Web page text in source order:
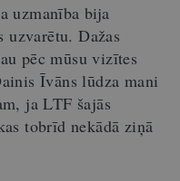
uzmanība bija
uzvarētu. Dažas
pēc mūsu vizītes
Īvāns lūdza mani
ja LTF šajās
tobrīd nekādā ziņā